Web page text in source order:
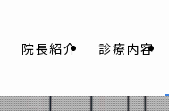
院長紹介 診療内容